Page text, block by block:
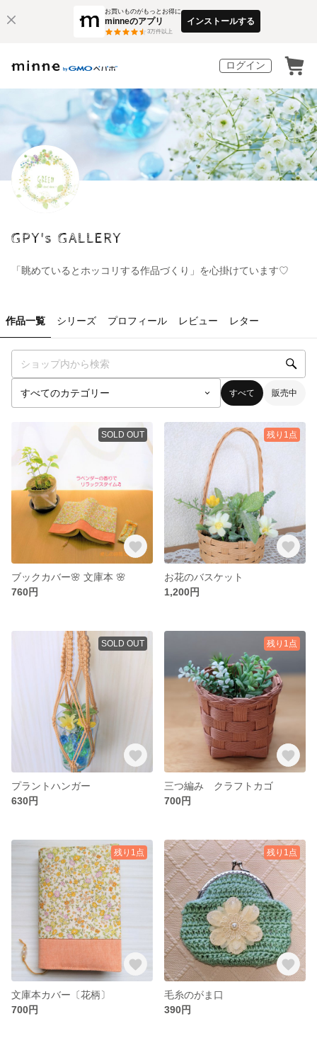
お買いものがもっとお得に
minneのアプリ
3万件以上
インストールする
ログイン
GPY's GALLERY
「眺めているとホッコリする作品づくり」を心掛けています♡
作品一覧 シリーズ プロフィール レビュー レター
すべて 販売中
SOLD OUT
ブックカバー🌸 文庫本 🌸
760円
残り1点
お花のバスケット
1,200円
SOLD OUT
プラントハンガー
630円
残り1点
三つ編み クラフトカゴ
700円
残り1点
文庫本カバー〔花柄〕
700円
残り1点
毛糸のがま口
390円